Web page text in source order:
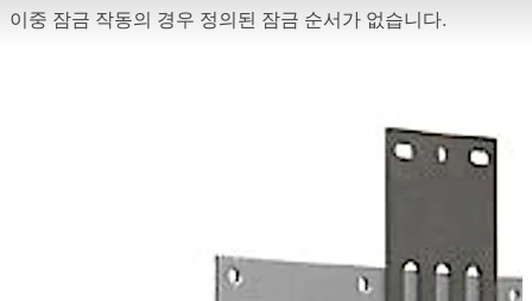
이중 잠금 작동의 경우 정의된 잠금 순서가 없습니다.